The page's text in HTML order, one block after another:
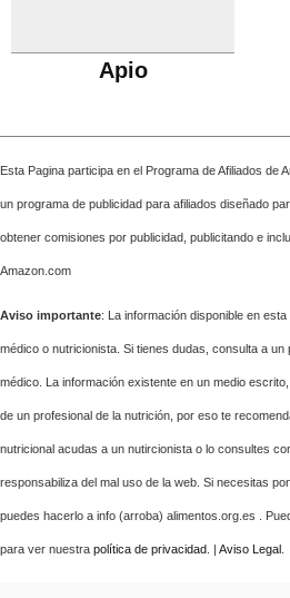
Apio
Esta Pagina participa en el Programa de Afiliados de
un programa de publicidad para afiliados diseñado
obtener comisiones por publicidad, publicitando e
Amazon.com
Aviso importante: La información disponible en
médico o nutricionista. Si tienes dudas, consulta a un
médico. La información existente en un medio
de un profesional de la nutrición, por eso te
nutricional acudas a un nutircionista o lo consultes
responsabiliza del mal uso de la web. Si necesitas
puedes hacerlo a info (arroba) alimentos.org.es .
para ver nuestra política de privacidad . | Aviso Legal